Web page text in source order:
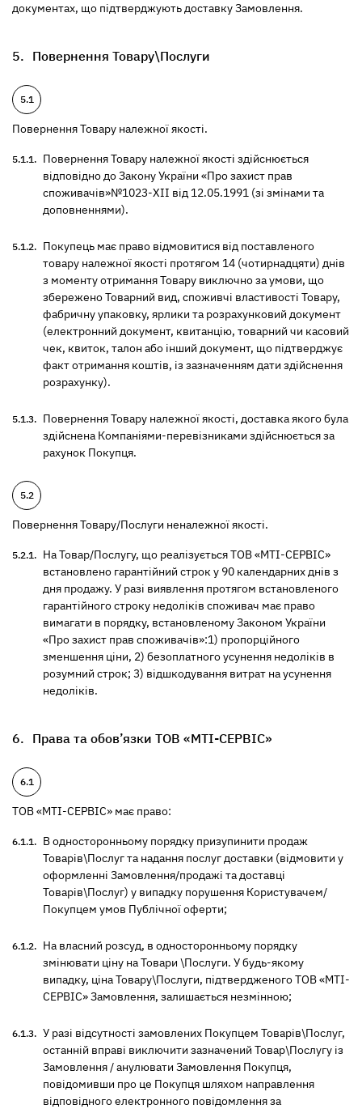
документах, що підтверджують доставку Замовлення.
Повернення Товару\Послуги
Повернення Товару належної якості.
Повернення Товару належної якості здійснюється
відповідно до Закону України «Про захист прав
споживачів»№1023-XII від 12.05.1991 (зі змінами та
доповненнями).
Покупець має право відмовитися від поставленого
товару належної якості протягом 14 (чотирнадцяти) днів
з моменту отримання Товару виключно за умови, що
збережено Товарний вид, споживчі властивості Товару,
фабричну упаковку, ярлики та розрахунковий документ
(електронний документ, квитанцію, товарний чи касовий
чек, квиток, талон або інший документ, що підтверджує
факт отримання коштів, із зазначенням дати здійснення
розрахунку).
Повернення Товару належної якості, доставка якого була
здійснена Компаніями-перевізниками здійснюється за
рахунок Покупця.
Повернення Товару/Послуги неналежної якості.
На Товар/Послугу, що реалізується ТОВ «МТІ-СЕРВІС»
встановлено гарантійний строк у 90 календарних днів з
дня продажу. У разі виявлення протягом встановленого
гарантійного строку недоліків споживач має право
вимагати в порядку, встановленому Законом України
«Про захист прав споживачів»:1) пропорційного
зменшення ціни, 2) безоплатного усунення недоліків в
розумний строк; 3) відшкодування витрат на усунення
недоліків.
Права та обов’язки ТОВ «МТІ-СЕРВІС»
ТОВ «МТІ-СЕРВІС» має право:
В односторонньому порядку призупинити продаж
Товарів\Послуг та надання послуг доставки (відмовити у
оформленні Замовлення/продажі та доставці
Товарів\Послуг) у випадку порушення Користувачем/
Покупцем умов Публічної оферти;
На власний розсуд, в односторонньому порядку
змінювати ціну на Товари \Послуги. У будь-якому
випадку, ціна Товару\Послуги, підтвердженого ТОВ «МТІ-
СЕРВІС» Замовлення, залишається незмінною;
У разі відсутності замовлених Покупцем Товарів\Послуг,
останній вправі виключити зазначений Товар\Послугу із
Замовлення / анулювати Замовлення Покупця,
повідомивши про це Покупця шляхом направлення
відповідного електронного повідомлення за